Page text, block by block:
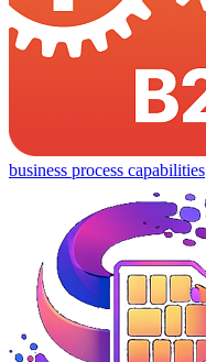
business process capabilities